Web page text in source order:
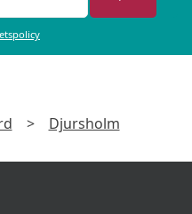
tångkaviar och
> Djursholm